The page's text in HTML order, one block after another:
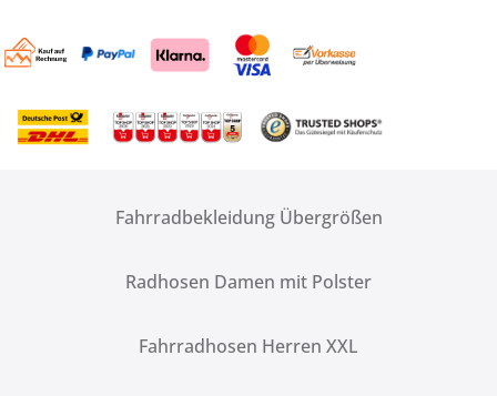
Fahrradbekleidung Übergrößen
Radhosen Damen mit Polster
Fahrradhosen Herren XXL